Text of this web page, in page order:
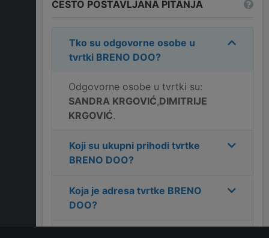
ČESTO POSTAVLJANA PITANJA
Tko su odgovorne osobe u
tvrtki BRENO DOO?
Odgovorne osobe u tvrtki su:
SANDRA KRGOVIĆ,DIMITRIJE
KRGOVIĆ.
Koji su ukupni prihodi tvrtke
BRENO DOO?
Koja je adresa tvrtke BRENO
DOO?